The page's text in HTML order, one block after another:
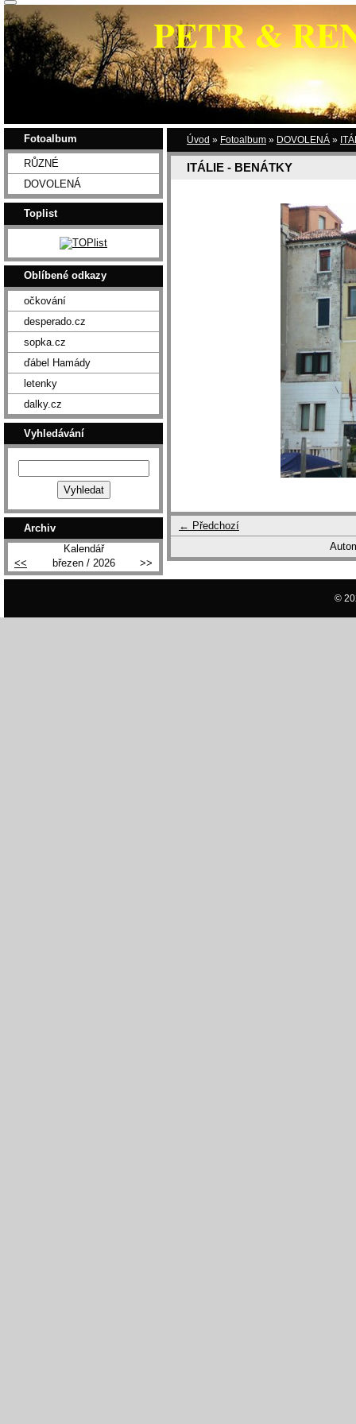
PETR &
Úvod » Fotoalbum » DOVOLENÁ »
ITÁLIE - BENÁTKY
← Předchozí
Fotoalbum
RŮZNÉ
DOVOLENÁ
Toplist
Oblíbené odkazy
očkování
desperado.cz
sopka.cz
ďábel Hamády
letenky
dalky.cz
Vyhledávání
Archiv
Kalendář
<<
březen / 2026 >>
©